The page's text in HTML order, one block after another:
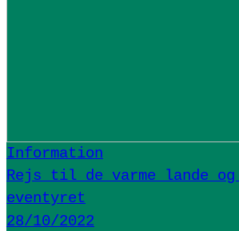
Information
Rejs til de varme lande
eventyret
28/10/2022